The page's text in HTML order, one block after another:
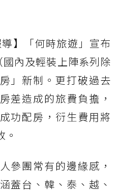
】「何時旅遊」宣布
內及輕裝上陣系列除
」新制。更打破過去
差造成的旅費負擔，
功配房，衍生費用將
。
參團常有的邊緣感，
蓋台、韓、泰、越、